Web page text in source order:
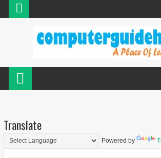
Translate
Powered by